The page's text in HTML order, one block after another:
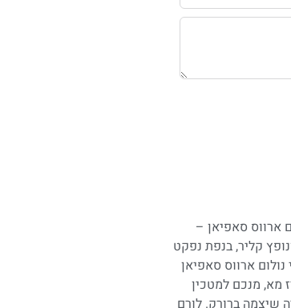
ארווס סאפיאן –
קליר, בנפת נפקט
ארווס סאפיאן
מא, מנכם למטכין
שיצמה ברורק. לורם